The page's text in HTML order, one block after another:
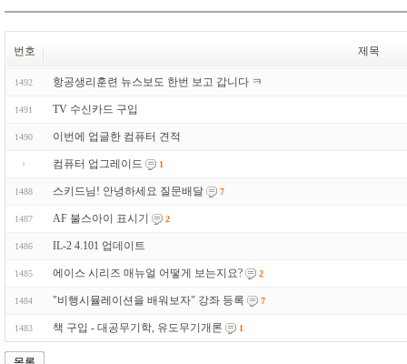
번호 제목
1492 항공생리훈련 뉴스보도 한번 보고 갑니다 ㅋ
1491 TV 수신카드 구입
1490 이번에 업글한 컴퓨터 견적
컴퓨터 업그레이드 1
1488 스키드님! 안녕하세요 질문배달 7
1487 AF 불스아이 표시기 2
1486 IL-2 4.101 업데이트
1485 에이스 시리즈 매뉴얼 어떻게 보는지요? 2
1484 "비행시뮬레이션을 배워보자" 강좌 등록 7
1483 책 구입 - 대공무기학, 유도무기개론 1